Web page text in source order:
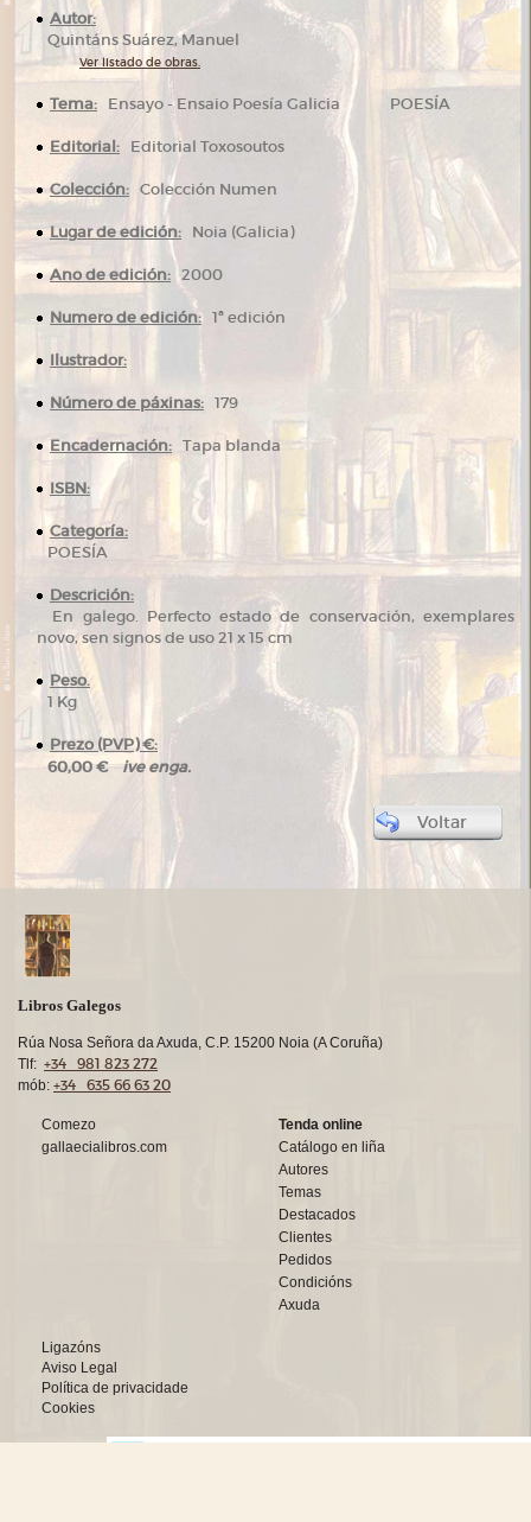
Autor:
Quintáns Suárez, Manuel
Ver listado de obras.
Tema: Ensayo - Ensaio Poesía Galicia POESÍA
Editorial: Editorial Toxosoutos
Colección: Colección Numen
Lugar de edición: Noia (Galicia)
Ano de edición: 2000
Numero de edición:1ª edición
Ilustrador:
Número de páxinas: 179
Encadernación: Tapa blanda
ISBN:
Categoría:
POESÍA
Descrición:
En galego. Perfecto estado de conservación, exemplares
novo, sen signos de uso 21 x 15 cm
Peso.
1 Kg
Prezo (PVP) €:
60,00 €ive enga.
Voltar
Libros Galegos
Rúa Nosa Señora da Axuda, C.P. 15200 Noia (A Coruña)
Tlf: +34 981 823 272
mób: +34 635 66 63 20
Comezo
gallaecialibros.com
Tenda online
Catálogo en liña
Autores
Temas
Destacados
Clientes
Pedidos
Condicións
Axuda
Ligazóns
Aviso Legal
Política de privacidade
Cookies